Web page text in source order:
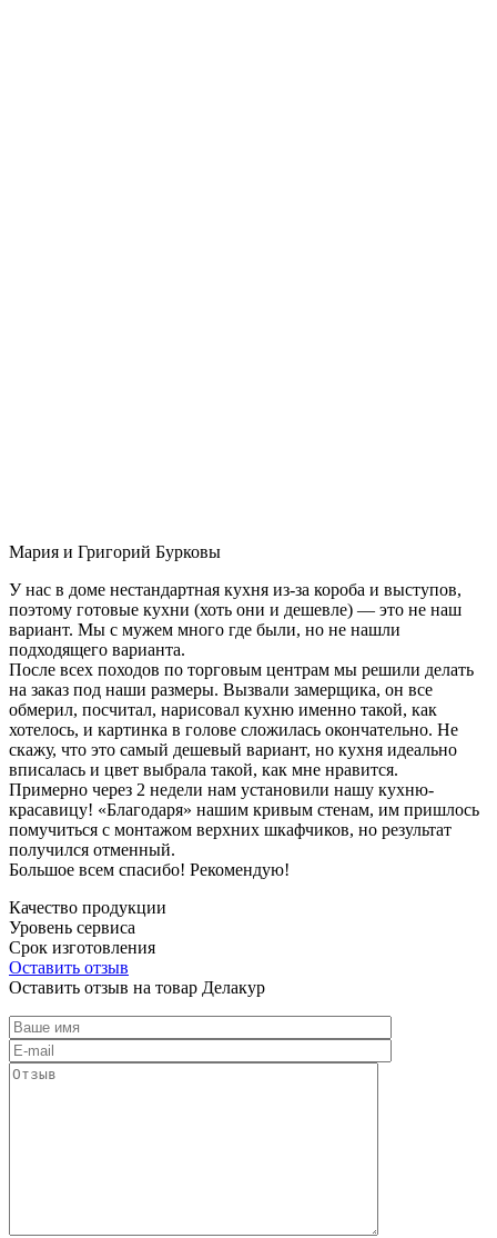
Мария и Григорий Бурковы
У нас в доме нестандартная кухня из-за короба и выступов,
поэтому готовые кухни (хоть они и дешевле) — это не наш
вариант. Мы с мужем много где были, но не нашли
подходящего варианта.
После всех походов по торговым центрам мы решили делать
на заказ под наши размеры. Вызвали замерщика, он все
обмерил, посчитал, нарисовал кухню именно такой, как
хотелось, и картинка в голове сложилась окончательно. Не
скажу, что это самый дешевый вариант, но кухня идеально
вписалась и цвет выбрала такой, как мне нравится.
Примерно через 2 недели нам установили нашу кухню-
красавицу! «Благодаря» нашим кривым стенам, им пришлось
помучиться с монтажом верхних шкафчиков, но результат
получился отменный.
Большое всем спасибо! Рекомендую!
Качество продукции
Уровень сервиса
Срок изготовления
Оставить отзыв
Оставить отзыв на товар Делакур